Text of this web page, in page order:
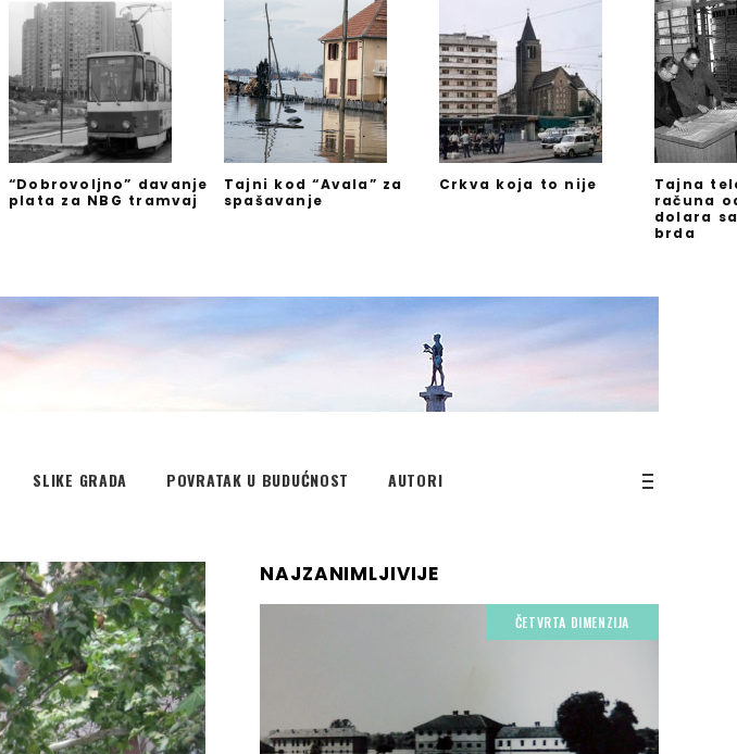
“Dobrovoljno” davanje
plata za NBG tramvaj
Tajni kod “Avala” za
spašavanje
Crkva koja to nije
Tajna
računa
dolara
brda
SLIKE GRADA POVRATAK U BUDUĆNOST AUTORI
NAJZANIMLJIVIJE
ČETVRTA DIMENZIJA